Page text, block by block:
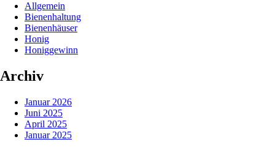
Allgemein
Bienenhaltung
Bienenhäuser
Honig
Honiggewinn
Archiv
Januar 2026
Juni 2025
April 2025
Januar 2025